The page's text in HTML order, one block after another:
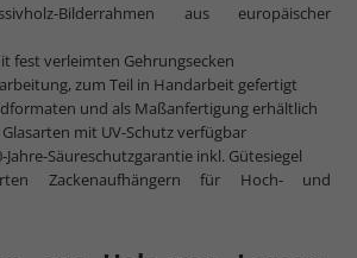
Bilderrahmen aus europäischer
fest verleimten Gehrungsecken
zum Teil in Handarbeit gefertigt
und als Maßanfertigung erhältlich
mit UV-Schutz verfügbar
Säureschutzgarantie inkl. Gütesiegel
Zackenaufhängern für Hoch- und